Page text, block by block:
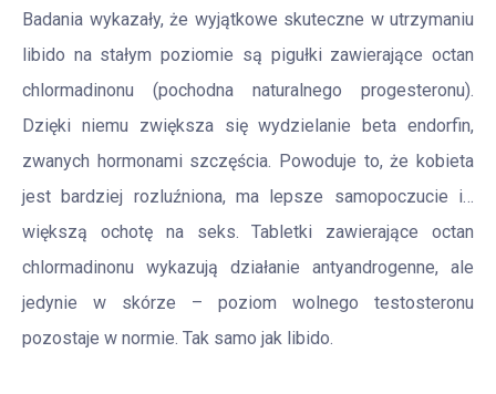
Badania wykazały, że wyjątkowe skuteczne w utrzymaniu
libido na stałym poziomie są pigułki zawierające octan
chlormadinonu (pochodna naturalnego progesteronu).
Dzięki niemu zwiększa się wydzielanie beta endorfin,
zwanych hormonami szczęścia. Powoduje to, że kobieta
jest bardziej rozluźniona, ma lepsze samopoczucie i…
większą ochotę na seks. Tabletki zawierające octan
chlormadinonu wykazują działanie antyandrogenne, ale
jedynie w skórze – poziom wolnego testosteronu
pozostaje w normie. Tak samo jak libido.